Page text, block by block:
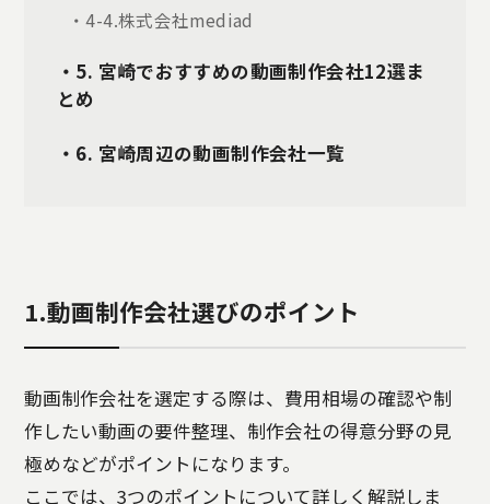
・4-4.株式会社mediad
・5. 宮崎でおすすめの動画制作会社12選ま
とめ
・6. 宮崎周辺の動画制作会社一覧
1.動画制作会社選びのポイント
動画制作会社を選定する際は、費用相場の確認や制
作したい動画の要件整理、制作会社の得意分野の見
極めなどがポイントになります。
ここでは、3つのポイントについて詳しく解説しま